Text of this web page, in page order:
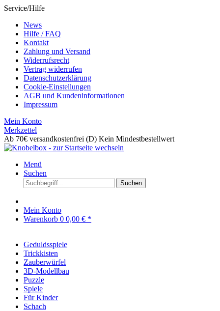
Service/Hilfe
News
Hilfe / FAQ
Kontakt
Zahlung und Versand
Widerrufsrecht
Vertrag widerrufen
Datenschutzerklärung
Cookie-Einstellungen
AGB und Kundeninformationen
Impressum
Mein Konto
Merkzettel
Ab 70€ versandkostenfrei (D) Kein Mindestbestellwert
Menü
Suchen
Suchen
Mein Konto
Warenkorb 0 0,00 € *
Geduldsspiele
Trickkisten
Zauberwürfel
3D-Modellbau
Puzzle
Spiele
Für Kinder
Schach